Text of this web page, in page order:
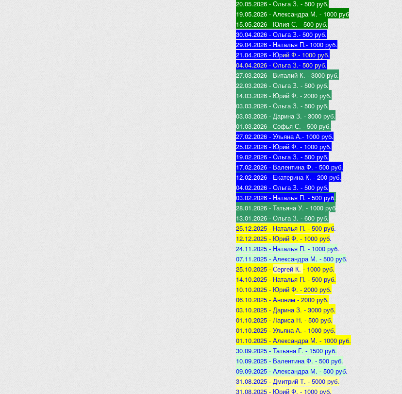
20.05.2026 - Ольга З. - 500 руб.
19.05.2026 - Александра М. - 1000 руб
15.05.2026 - Юлия С. - 500 руб.
30.04.2026 - Ольга З.- 500 руб.
29.04.2026 - Наталья П.- 1000 руб.
21.04.2026 - Юрий Ф.- 1000 руб.
04.04.2026 - Ольга З.- 500 руб.
27.03.2026 - Виталий К. - 3000 руб.
22.03.2026 - Ольга З. - 500 руб.
14.03.2026 - Юрий Ф. - 2000 руб.
03.03.2026 - Ольга З. - 500 руб.
03.03.2026 - Дарина З. - 3000 руб.
01.03.2026 - Софья С. - 500 руб.
27.02.2026 - Ульяна А.- 1000 руб.
25.02.2026 - Юрий Ф. - 1000 руб.
19.02.2026 - Ольга З. - 500 руб.
17.02.2026 - Валентина Ф. - 500 руб.
12.02.2026 - Екатерина К. - 200 руб.
04.02.2026 - Ольга З. - 500 руб.
03.02.2026 - Наталья П. - 500 руб.
28.01.2026 - Татьяна У. - 1000 руб
13.01.2026 - ОльгаЗ. - 600 руб.
25.12.2025 - Наталья П. - 500 руб.
12.12.2025 - Юрий Ф. - 1000 руб.
24.11.2025 - Наталья П. - 1000 руб.
07.11.2025 - Александра М. - 500 руб.
25.10.2025 - Сергей К. - 1000 руб.
14.10.2025 - Наталья П. - 500 руб.
10.10.2025 - Юрий Ф. - 2000 руб.
06.10.2025 - Аноним - 2000 руб.
03.10.2025 - Дарина З. - 3000 руб.
01.10.2025 - Лариса Н. - 500 руб.
01.10.2025 - Ульяна А. - 1000 руб.
01.10.2025 - Александра М. - 1000 руб.
30.09.2025 - Татьяна Г. - 1500 руб.
10.09.2025 - Валентина Ф. - 500 руб.
09.09.2025 - Александра М. - 500 руб.
31.08.2025 - Дмитрий Т. - 5000 руб.
31.08.2025 - Юрий Ф. - 1000 руб.